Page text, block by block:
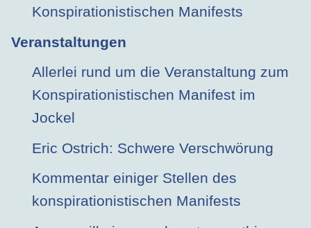
Konspirationistischen Manifests
Veranstaltungen
Allerlei rund um die Veranstaltung zum
Konspirationistischen Manifest im
Jockel
Eric Ostrich: Schwere Verschwörung
Kommentar einiger Stellen des
konspirationistischen Manifests